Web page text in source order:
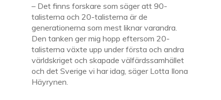
– Det finns forskare som säger att 90-
talisterna och 20-talisterna är de
generationerna som mest liknar varandra.
Den tanken ger mig hopp eftersom 20-
talisterna växte upp under första och andra
världskriget och skapade välfärdssamhället
och det Sverige vi har idag, säger Lotta Ilona
Häyrynen.